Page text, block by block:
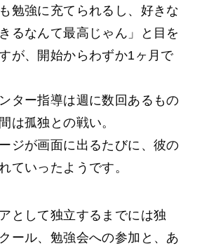
勉強に充てられるし、好きな
るなんて最高じゃん」と目を
が、開始からわずか1ヶ月で
ター指導は週に数回あるもの
は孤独との戦い。
ジが画面に出るたびに、彼の
ていったようです。
として独立するまでには独
ール、勉強会への参加と、あ